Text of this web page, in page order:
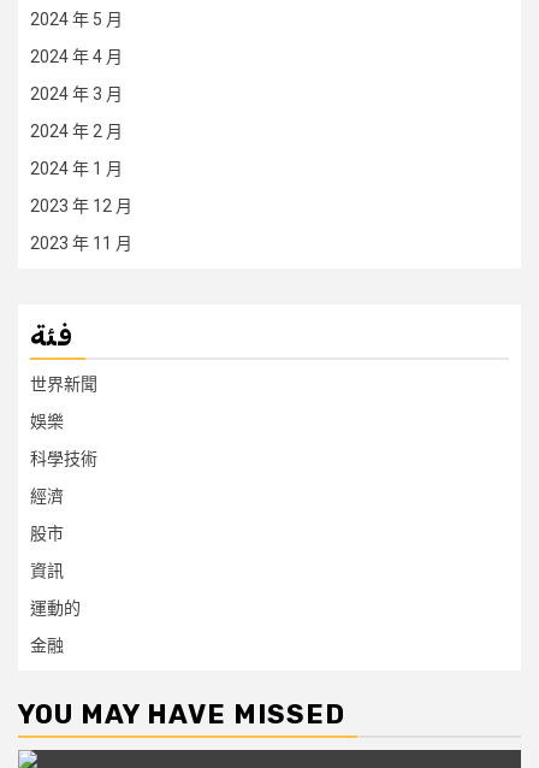
2024 年 5 月
2024 年 4 月
2024 年 3 月
2024 年 2 月
2024 年 1 月
2023 年 12 月
2023 年 11 月
فئة
世界新聞
娛樂
科學技術
經濟
股市
資訊
運動的
金融
YOU MAY HAVE MISSED